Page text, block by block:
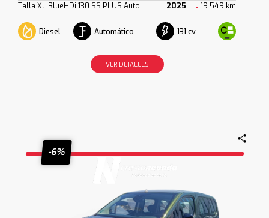
Talla XL BlueHDi 130 SS PLUS Auto 2025 19.549 km
Diesel Automático 131 cv
VER DETALLES
-6%